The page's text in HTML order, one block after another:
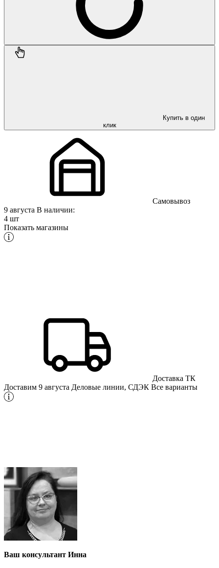
Купить в один
клик
Самовывоз
9 августа В наличии:
4 шт
Показать магазины
Доставка ТК
Доставим 9 августа Деловые линии, СДЭК Все варианты
Ваш консультант Инна